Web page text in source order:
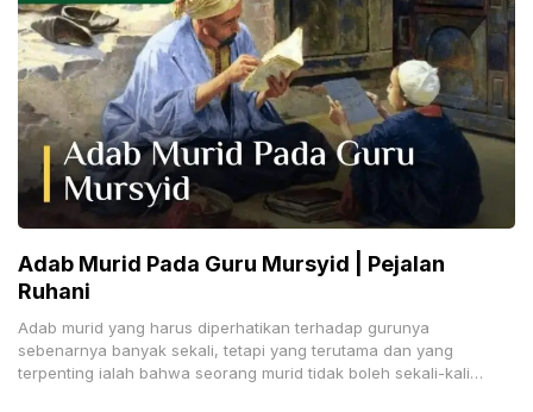
Adab Murid Pada Guru Mursyid | Pejalan
Ruhani
Adab murid yang harus diperhatikan terhadap gurunya
sebenarnya banyak sekali, tetapi yang terutama dan yang
terpenting ialah bahwa seorang murid tidak boleh sekali-kali